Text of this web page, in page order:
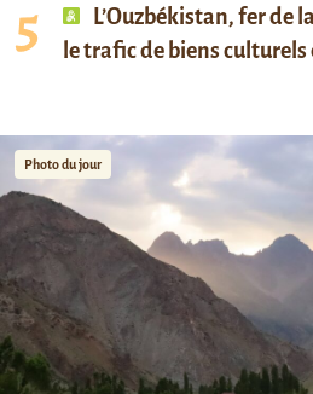
L’Ouzbékistan, fer de
le trafic de biens culturels
Photo du jour